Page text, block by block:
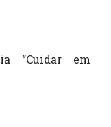
“Cuidar em